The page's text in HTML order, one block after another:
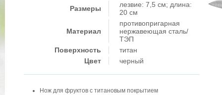
Размеры
лезвие: 7,5 см; длина:
20 см
Материал
противопригарная
нержавеющая сталь/
ТЭП
Поверхность
титан
Цвет
черный
Нож для фруктов с титановым покрытием